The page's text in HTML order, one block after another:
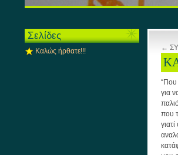
←
“Που
για
που
Σελίδες
Καλώς ήρθατε!!!